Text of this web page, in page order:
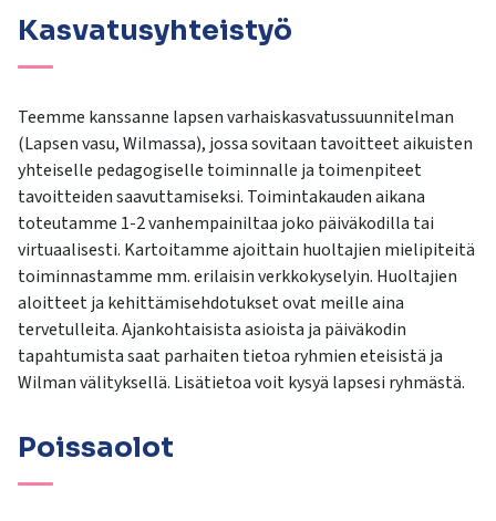
Kasvatusyhteistyö
Teemme kanssanne lapsen varhaiskasvatussuunnitelman
(Lapsen vasu, Wilmassa), jossa sovitaan tavoitteet aikuisten
yhteiselle pedagogiselle toiminnalle ja toimenpiteet
tavoitteiden saavuttamiseksi. Toimintakauden aikana
toteutamme 1-2 vanhempainiltaa joko päiväkodilla tai
virtuaalisesti. Kartoitamme ajoittain huoltajien mielipiteitä
toiminnastamme mm. erilaisin verkkokyselyin. Huoltajien
aloitteet ja kehittämisehdotukset ovat meille aina
tervetulleita. Ajankohtaisista asioista ja päiväkodin
tapahtumista saat parhaiten tietoa ryhmien eteisistä ja
Wilman välityksellä. Lisätietoa voit kysyä lapsesi ryhmästä.
Poissaolot